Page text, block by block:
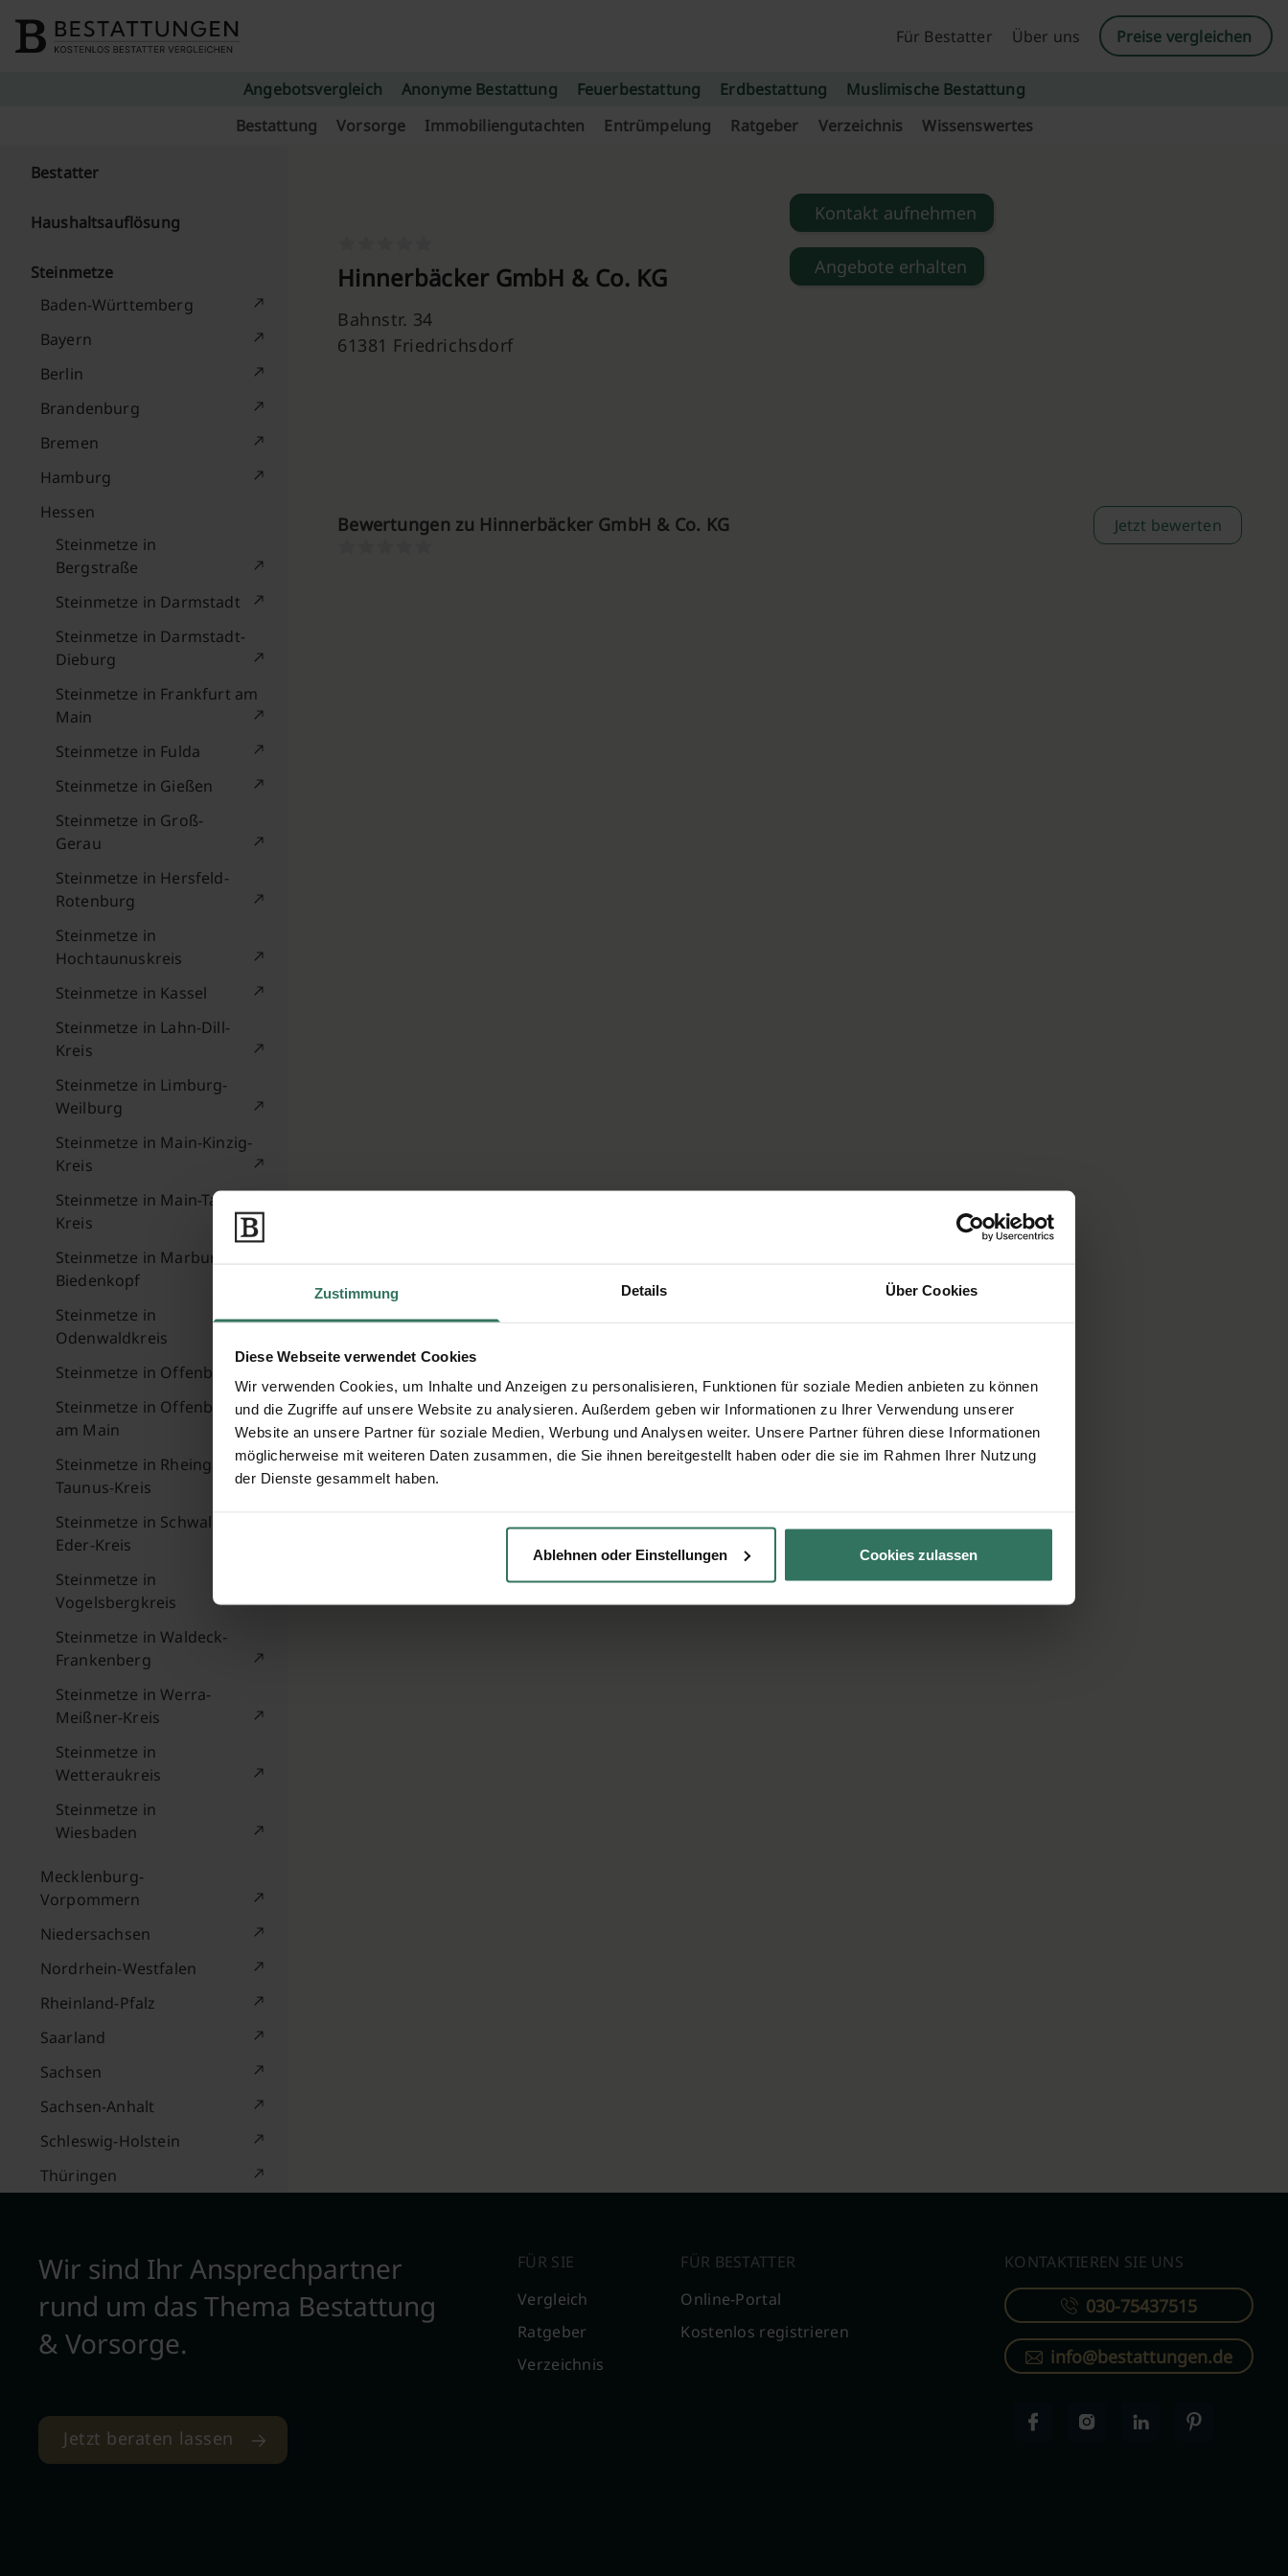
Zustimmung Details Über Cookies
Diese Webseite verwendet Cookies
Wir verwenden Cookies, um Inhalte und Anzeigen zu personalisieren, Funktionen für soziale Medien anbieten zu können
und die Zugriffe auf unsere Website zu analysieren. Außerdem geben wir Informationen zu Ihrer Verwendung unserer
Website an unsere Partner für soziale Medien, Werbung und Analysen weiter. Unsere Partner führen diese Informationen
möglicherweise mit weiteren Daten zusammen, die Sie ihnen bereitgestellt haben oder die sie im Rahmen Ihrer Nutzung
der Dienste gesammelt haben.
Ablehnen oder Einstellungen Cookies zulassen
Für Bestatter
Über uns Preise vergleichen
Angebotsvergleich Anonyme Bestattung Feuerbestattung Erdbestattung
Muslimische Bestattung
Bestattung
Vorsorge Immobiliengutachten Entrümpelung Ratgeber Verzeichnis Wissenswertes
Bestatter
Haushaltsauflösung
Steinmetze
Baden-Württemberg
Bayern
Berlin
Brandenburg
Bremen
Hamburg
Hessen
Steinmetze in
Bergstraße
Steinmetze in Darmstadt
Steinmetze in Darmstadt-
Dieburg
Steinmetze in Frankfurt am
Main
Steinmetze in Fulda
Steinmetze in Gießen
Steinmetze in Groß-
Gerau
Steinmetze in Hersfeld-
Rotenburg
Steinmetze in
Hochtaunuskreis
Steinmetze in Kassel
Steinmetze in Lahn-Dill-
Kreis
Steinmetze in Limburg-
Weilburg
Steinmetze in Main-Kinzig-
Kreis
Steinmetze in Main-Taunus-
Kreis
Steinmetze in Marburg-
Biedenkopf
Steinmetze in
Odenwaldkreis
Steinmetze in Offenbach
Steinmetze in Offenbach
am Main
Steinmetze in Rheingau-
Taunus-Kreis
Steinmetze in Schwalm-
Eder-Kreis
Steinmetze in
Vogelsbergkreis
Steinmetze in Waldeck-
Frankenberg
Steinmetze in Werra-
Meißner-Kreis
Steinmetze in
Wetteraukreis
Steinmetze in
Wiesbaden
Mecklenburg-
Vorpommern
Niedersachsen
Nordrhein-Westfalen
Rheinland-Pfalz
Saarland
Sachsen
Sachsen-Anhalt
Schleswig-Holstein
Thüringen
Hinnerbäcker GmbH & Co. KG
Bahnstr. 34
61381 Friedrichsdorf
Kontakt aufnehmen
Angebote erhalten
Bewertungen zu Hinnerbäcker GmbH & Co. KG Jetzt bewerten
Wir sind Ihr Ansprechpartner
rund um das Thema Bestattung
& Vorsorge.
Jetzt beraten lassen
FÜR SIE
Vergleich
Ratgeber
Verzeichnis
FÜR BESTATTER
Online-Portal
Kostenlos registrieren
KONTAKTIEREN SIE UNS
030-75437515
info@bestattungen.de